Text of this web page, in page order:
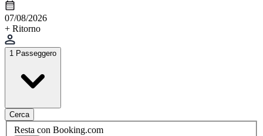
07/08/2026
+ Ritorno
1 Passeggero
Cerca
Resta con Booking.com